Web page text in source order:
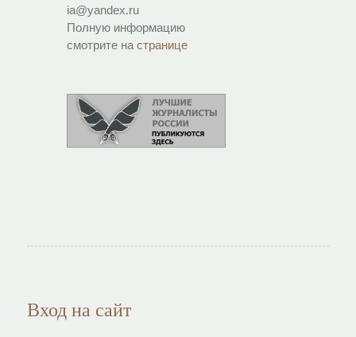
ia@yandex.ru
Полную информацию
смотрите на странице
Вход на сайт